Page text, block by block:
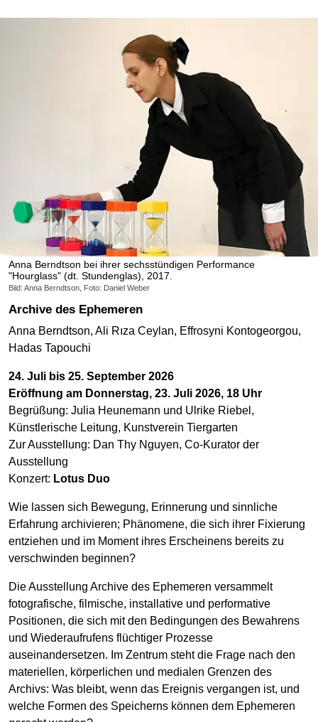
Anna Berndtson bei ihrer sechsstündigen Performance
"Hourglass" (dt. Stundenglas), 2017.
Bild: Anna Berndtson, Foto: Daniel Weber
Archive des Ephemeren
Anna Berndtson, Ali Rıza Ceylan, Effrosyni Kontogeorgou,
Hadas Tapouchi
24. Juli bis 25. September 2026
Eröffnung am Donnerstag, 23. Juli 2026, 18 Uhr
Begrüßung: Julia Heunemann und Ulrike Riebel,
Künstlerische Leitung, Kunstverein Tiergarten
Zur Ausstellung: Dan Thy Nguyen, Co-Kurator der
Ausstellung
Konzert: Lotus Duo
Wie lassen sich Bewegung, Erinnerung und sinnliche
Erfahrung archivieren; Phänomene, die sich ihrer Fixierung
entziehen und im Moment ihres Erscheinens bereits zu
verschwinden beginnen?
Die Ausstellung Archive des Ephemeren versammelt
fotografische, filmische, installative und performative
Positionen, die sich mit den Bedingungen des Bewahrens
und Wiederaufrufens flüchtiger Prozesse
auseinandersetzen. Im Zentrum steht die Frage nach den
materiellen, körperlichen und medialen Grenzen des
Archivs: Was bleibt, wenn das Ereignis vergangen ist, und
welche Formen des Speicherns können dem Ephemeren